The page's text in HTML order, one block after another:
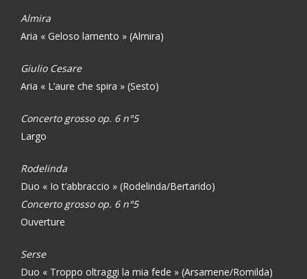
Almira
Aria « Geloso lamento » (Almira)
Giulio Cesare
Aria « L’aure che spira » (Sesto)
Concerto grosso op. 6 n°5
Largo
Rodelinda
Duo « Io t’abbraccio » (Rodelinda/Bertarido)
Concerto grosso op. 6 n°5
Ouverture
Serse
Duo « Troppo oltraggi la mia fede » (Arsamene/Romilda)